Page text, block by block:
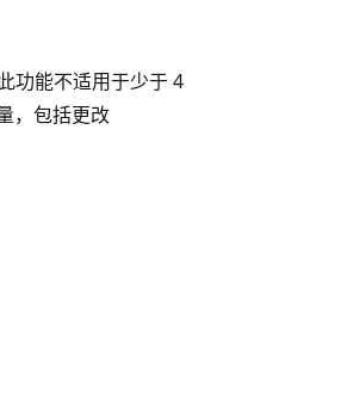
功能不适用于少于 4
，包括更改